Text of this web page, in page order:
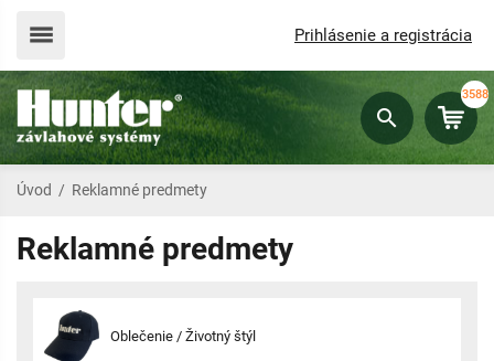
Prihlásenie a registrácia
3588
Úvod / Reklamné predmety
Reklamné predmety
Oblečenie / Životný štýl